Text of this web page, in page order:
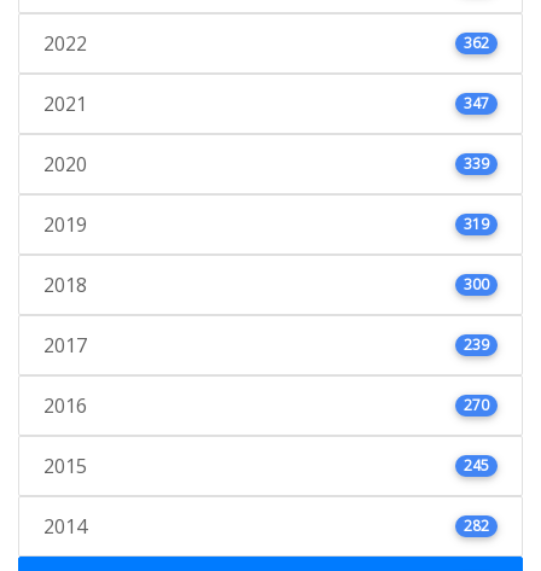
2022 362
2021 347
2020 339
2019 319
2018 300
2017 239
2016 270
2015 245
2014 282